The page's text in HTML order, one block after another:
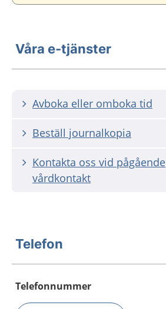
Våra e-tjänster
Avboka eller omboka tid
Beställ journalkopia
Kontakta oss vid pågående
vårdkontakt
Telefon
Telefonnummer